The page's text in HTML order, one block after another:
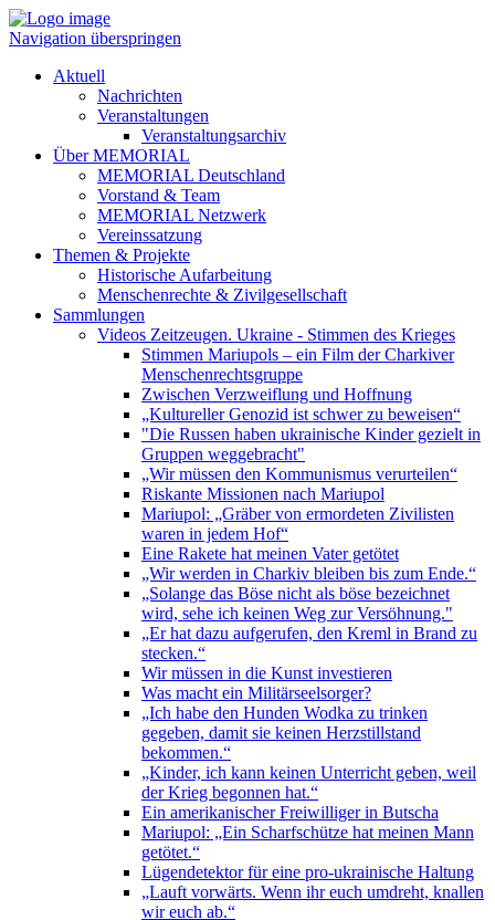
Navigation überspringen
Aktuell
Nachrichten
Veranstaltungen
Veranstaltungsarchiv
Über MEMORIAL
MEMORIAL Deutschland
Vorstand & Team
MEMORIAL Netzwerk
Vereinssatzung
Themen & Projekte
Historische Aufarbeitung
Menschenrechte & Zivilgesellschaft
Sammlungen
Videos Zeitzeugen. Ukraine - Stimmen des Krieges
Stimmen Mariupols – ein Film der Charkiver
Menschenrechtsgruppe
Zwischen Verzweiflung und Hoffnung
„Kultureller Genozid ist schwer zu beweisen“
"Die Russen haben ukrainische Kinder gezielt in
Gruppen weggebracht"
„Wir müssen den Kommunismus verurteilen“
Riskante Missionen nach Mariupol
Mariupol: „Gräber von ermordeten Zivilisten
waren in jedem Hof“
Eine Rakete hat meinen Vater getötet
„Wir werden in Charkiv bleiben bis zum Ende.“
„Solange das Böse nicht als böse bezeichnet
wird, sehe ich keinen Weg zur Versöhnung."
„Er hat dazu aufgerufen, den Kreml in Brand zu
stecken.“
Wir müssen in die Kunst investieren
Was macht ein Militärseelsorger?
„Ich habe den Hunden Wodka zu trinken
gegeben, damit sie keinen Herzstillstand
bekommen.“
„Kinder, ich kann keinen Unterricht geben, weil
der Krieg begonnen hat.“
Ein amerikanischer Freiwilliger in Butscha
Mariupol: „Ein Scharfschütze hat meinen Mann
getötet.“
Lügendetektor für eine pro-ukrainische Haltung
„Lauft vorwärts. Wenn ihr euch umdreht, knallen
wir euch ab.“